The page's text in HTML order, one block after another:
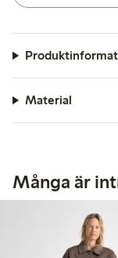
Material
Många är